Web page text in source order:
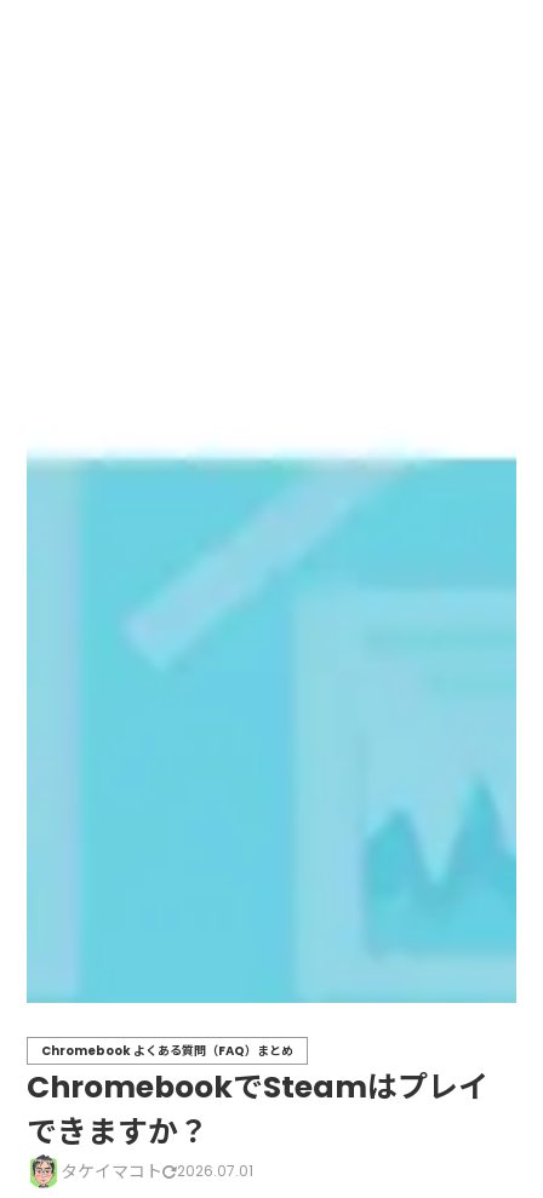
ChromebookでSteamはプレイ
できますか？
タケイマコト 2026.07.01
Chromebook よくある質問（FAQ）まとめ